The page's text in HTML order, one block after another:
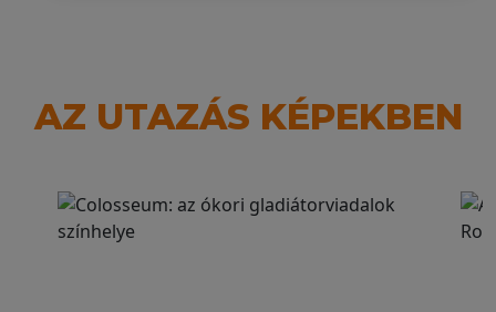
AZ UTAZÁS KÉPEKBEN